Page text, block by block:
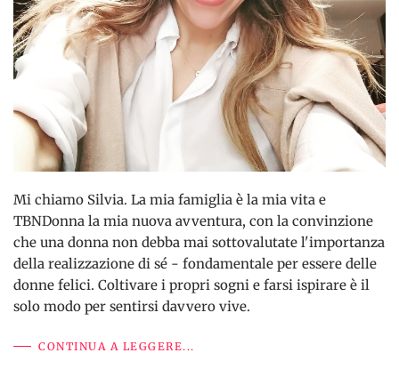
Mi chiamo Silvia. La mia famiglia è la mia vita e
TBNDonna la mia nuova avventura, con la convinzione
che una donna non debba mai sottovalutate l'importanza
della realizzazione di sé - fondamentale per essere delle
donne felici. Coltivare i propri sogni e farsi ispirare è il
solo modo per sentirsi davvero vive.
CONTINUA A LEGGERE...